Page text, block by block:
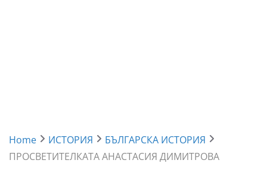
Home ИСТОРИЯ
БЪЛГАРСКА ИСТОРИЯ
ПРОСВЕТИТЕЛКАТА АНАСТАСИЯ ДИМИТРОВА